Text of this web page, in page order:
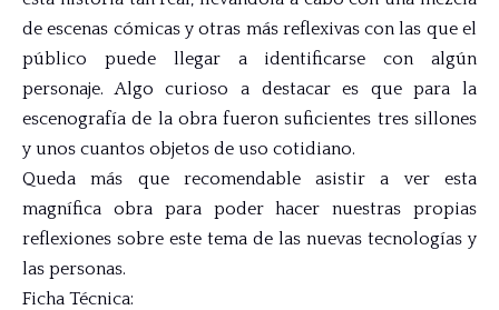
de escenas cómicas y otras más reflexivas con las que el
público puede llegar a identificarse con algún
personaje. Algo curioso a destacar es que para la
escenografía de la obra fueron suficientes tres sillones
y unos cuantos objetos de uso cotidiano.
Queda más que recomendable asistir a ver esta
magnífica obra para poder hacer nuestras propias
reflexiones sobre este tema de las nuevas tecnologías y
las personas.
Ficha Técnica: